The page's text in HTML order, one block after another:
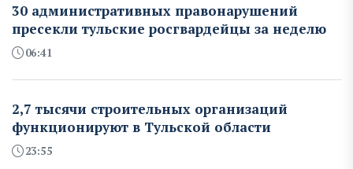
30 административных правонарушений
пресекли тульские росгвардейцы за неделю
06:41
2,7 тысячи строительных организаций
функционируют в Тульской области
23:55